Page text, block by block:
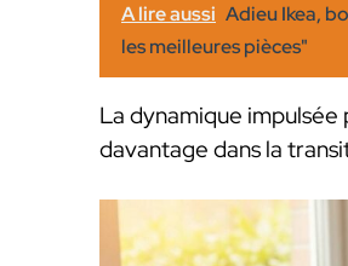
A lire aussi Adieu Ikea,
les meilleures pièces"
La dynamique
davantage dans la